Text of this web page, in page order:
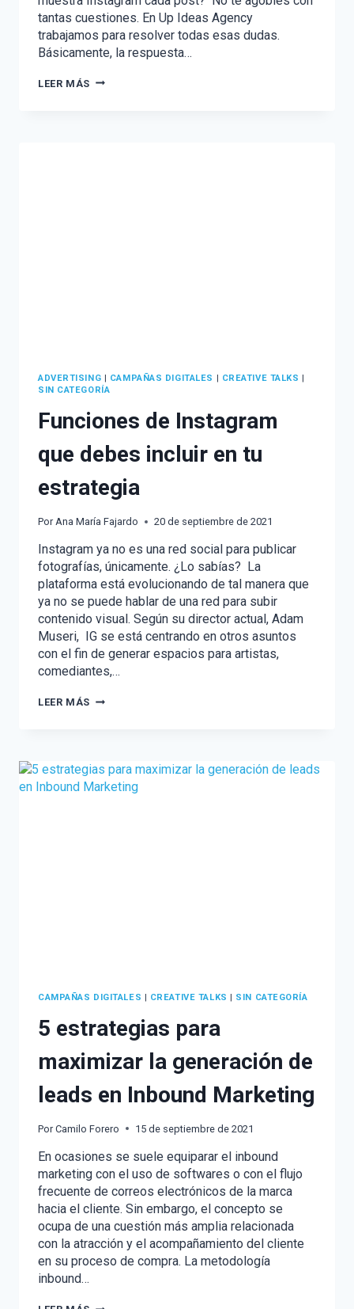
tantas cuestiones. En Up Ideas Agency
trabajamos para resolver todas esas dudas.
Básicamente, la respuesta…
LEER MÁS ALGORITMO
ADVERTISING CAMPAÑAS DIGITALES CREATIVE TALKS
SIN CATEGORÍA
Funciones de Instagram
que debes incluir en tu
estrategia
Por Ana María Fajardo 20 de septiembre de 2021
Instagram ya no es una red social para publicar
fotografías, únicamente. ¿Lo sabías? La
plataforma está evolucionando de tal manera que
ya no se puede hablar de una red para subir
contenido visual. Según su director actual, Adam
Museri, IG se está centrando en otros asuntos
con el fin de generar espacios para artistas,
comediantes,…
LEER MÁS FUNCIONES
INCLUIR
EN
TU
CAMPAÑAS DIGITALES | CREATIVE TALKS | SIN CATEGORÍA
5 estrategias para
maximizar la generación de
leads en Inbound Marketing
Por Camilo Forero 15 de septiembre de 2021
En ocasiones se suele equiparar el inbound
marketing con el uso de softwares o con el flujo
frecuente de correos electrónicos de la marca
hacia el cliente. Sin embargo, el concepto se
ocupa de una cuestión más amplia relacionada
con la atracción y el acompañamiento del cliente
en su proceso de compra. La metodología
inbound…